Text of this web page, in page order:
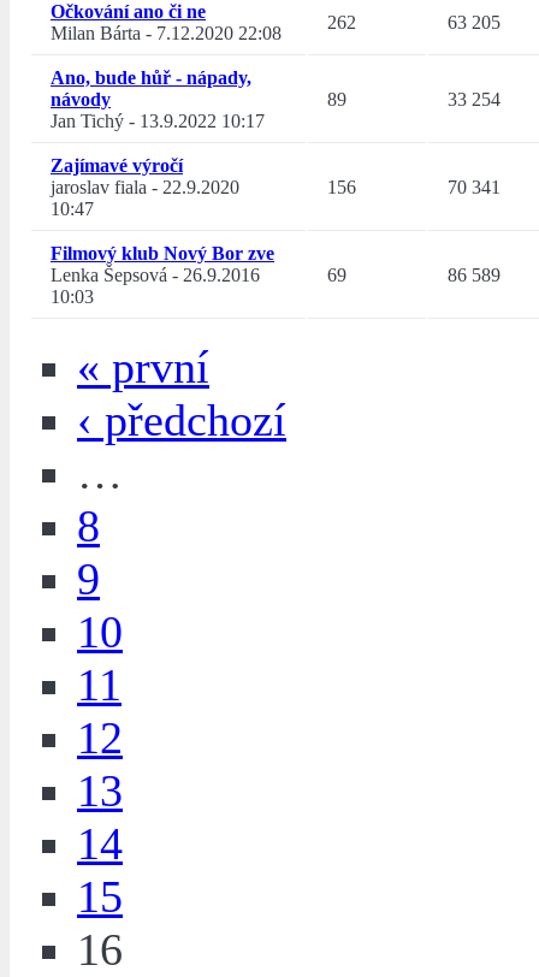
Očkování ano či ne
Milan Bárta - 7.12.2020 22:08
262 63 205
Ano, bude hůř - nápady,
návody
Jan Tichý - 13.9.2022 10:17
89 33 254
Zajímavé výročí
jaroslav fiala - 22.9.2020
10:47
156 70 341
Filmový klub Nový Bor zve
Lenka Šepsová - 26.9.2016
10:03
69 86 589
« první
‹ předchozí
…
8
9
10
11
12
13
14
15
16